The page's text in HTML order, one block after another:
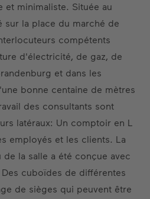
et minimaliste. Située au
sur la place du marché de
compétents
d'électricité, de gaz, de
et dans les
bonne centaine de mètres
des consultants sont
latéraux: Un comptoir en L
employés et les clients. La
la salle a été conçue avec
cuboïdes de différentes
de sièges qui peuvent être